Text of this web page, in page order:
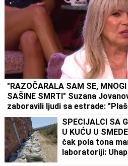
"RAZOČARALA SAM SE,
SAŠINE SMRTI" Suzana
zaboravili ljudi sa estrade:
SPECIJALCI SA
U KUĆU U
čak pola tona
laboratoriji: